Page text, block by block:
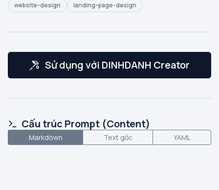
website-design
landing-page-design
Sử dụng với DINHDANH Creator
Cấu trúc Prompt (Content)
Markdown Text gốc YAML